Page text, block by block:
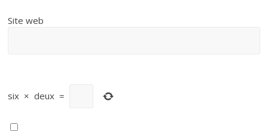
Site web
six × deux =